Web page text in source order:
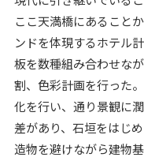
ここ天満橋にあること
ンドを体現するホテル
板を数種組み合わせな
割、色彩計画を行った
化を行い、通り景観に
差があり、石垣をはじ
造物を避けながら建物